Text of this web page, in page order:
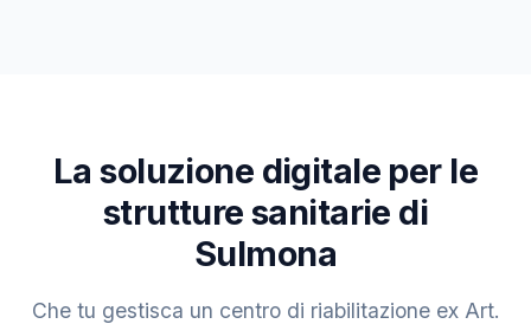
La soluzione digitale per le
strutture sanitarie di
Sulmona
Che tu gestisca un centro di riabilitazione ex Art.